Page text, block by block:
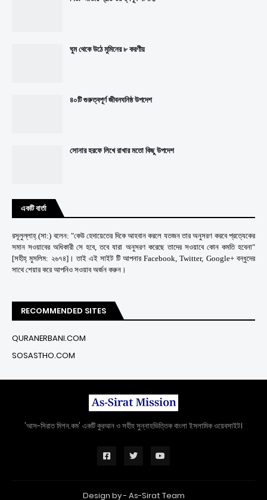
ঘুম থেকে উঠে মুমিনের ৮ করণীয়
৪০টি গুরুত্বপূর্ণ জীবনঘনিষ্ঠ উপদেশ
সোনার হরফে লিখে রাখার মতো কিছু উপদেশ
একটি বার্তা
রসূলুল্লাহ্ (সা:) বলেন: "কেউ হেদায়েতের দিকে আহবান করলে যতজন তার অনুসরণ করবে প্রত্যেকের
সমান সওয়াবের অধিকারী সে হবে, তবে যারা অনুসরণ করেছে তাদের সওয়াবে কোন কমতি হবেনা"
[সহীহ্ মুসলিম: ২৬৭৪]। তাই এই সাইট টি আপনার Facebook, Twitter, Google+ বন্ধুদের
সাথে শেয়ার করে আপনিও সওয়াব অর্জন করুন।
RECOMMENDED SITES
QURANERBANI.COM
SOSASTHO.COM
'আস-সিরাত মিশন.কম' একটি কুরআন ও সহীহ সুন্নাহভিত্তিক বাংলা ইসলামিক ওয়েবসাইট।
Design by - As-Sirat Team